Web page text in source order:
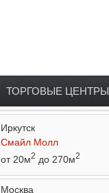
ТОРГОВЫЕ ЦЕНТРЫ
Иркутск
Смайл Молл
от 20м2 до 270м2
Москва